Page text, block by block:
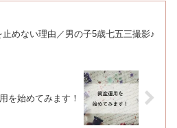
止めない理由／男の子5歳七五三撮影♪
を始めてみます！